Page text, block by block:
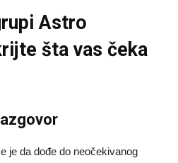
Astro
šta vas čeka
je da dođe do neočekivanog